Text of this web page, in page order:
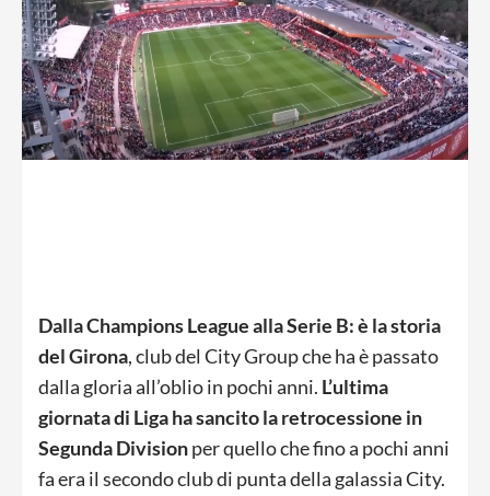
Dalla Champions League alla Serie B: è la storia
del Girona, club del City Group che ha è passato
dalla gloria all’oblio in pochi anni. L’ultima
giornata di Liga ha sancito la retrocessione in
Segunda Divisionper quello che fino a pochi anni
fa era il secondo club di punta della galassia City.